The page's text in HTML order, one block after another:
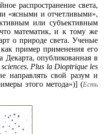
распространение света,
«ясными и отчетливыми»,
или субъективным
математик, и к тому же
о природе света. Ученые
пример применения его
Декарта, опубликованная в
Plus la Dioptrique les
направлять свой разум и
этого метода»)] (Есть